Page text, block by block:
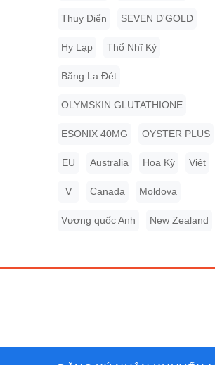
Thụy Điển SEVEN D'GOLD
Hy Lạp Thổ Nhĩ Kỳ
Băng La Đét
OLYMSKIN GLUTATHIONE
ESONIX 40MG OYSTER PLUS
EU Australia Hoa Kỳ Việt
V Canada Moldova
Vương quốc Anh New Zealand